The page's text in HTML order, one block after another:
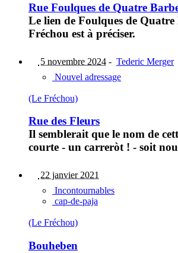
Rue Foulques de Quatre
Le lien de Foulques de Quatre
Fréchou est à préciser.
5 novembre 2024 - Tederic Merger
Nouvel adressage
(Le Fréchou)
Rue des Fleurs
Il semblerait que le nom de
courte - un carreròt ! - soit
22 janvier 2021
Incontournables
cap-de-paja
(Le Fréchou)
Bouheben